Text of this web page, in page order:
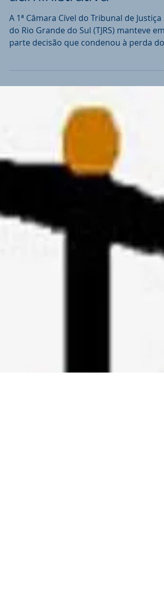
Ex-prefeito de Lagoão
condenado por
improbidade
administrativa
A 1ª Câmara Cível do Tribunal de Justiça
do Rio Grande do Sul (TJRS) manteve em
parte decisão que condenou à perda dos